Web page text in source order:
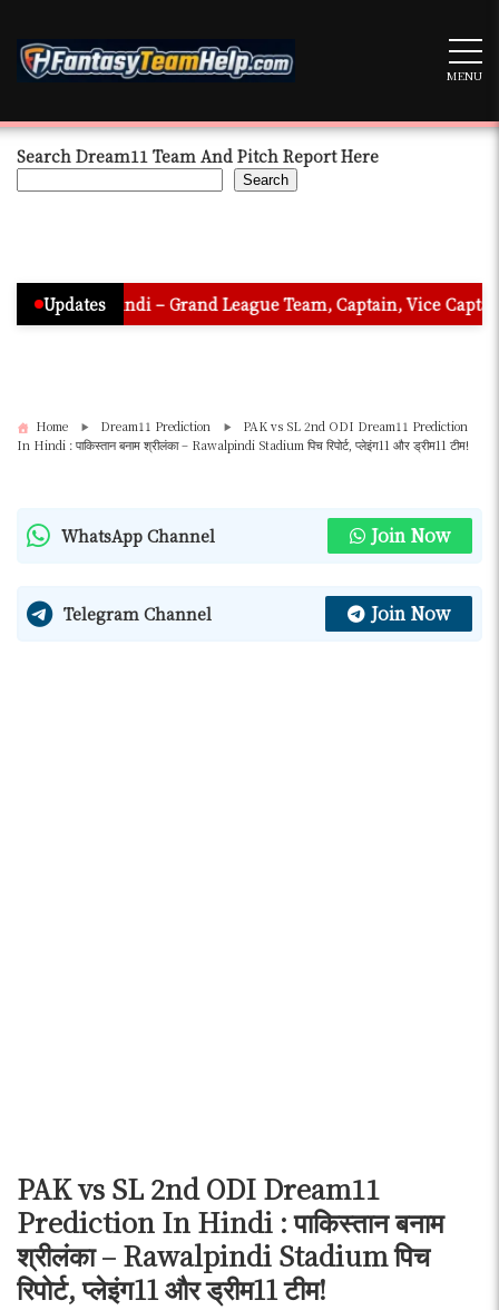
content
MENU
Search Dream11 Team And Pitch Report Here
Search
Updates
– Grand League Team, Captain, Vice Captain & Must
Home Dream11 Prediction
PAK vs SL 2nd ODI Dream11 Prediction
In Hindi : पाकिस्तान बनाम श्रीलंका – Rawalpindi Stadium पिच रिपोर्ट, प्लेइंग11 और ड्रीम11 टीम!
WhatsApp Channel Join Now
Telegram Channel Join Now
PAK vs SL 2nd ODI Dream11
Prediction In Hindi : पाकिस्तान बनाम
श्रीलंका – Rawalpindi Stadium पिच
रिपोर्ट, प्लेइंग11 और ड्रीम11 टीम!